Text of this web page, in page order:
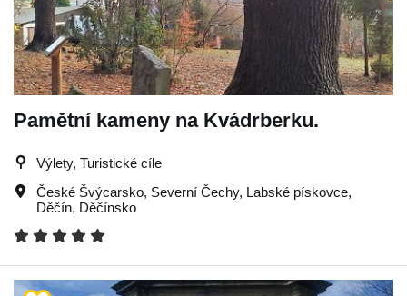
Pamětní kameny na Kvádrberku.
Výlety, Turistické cíle
České Švýcarsko, Severní Čechy, Labské pískovce,
Děčín, Děčínsko